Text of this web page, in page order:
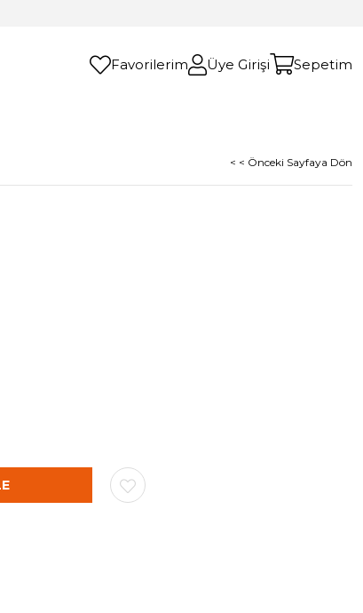
Favorilerim Üye Girişi Sepetim
< < Önceki Sayfaya Dön